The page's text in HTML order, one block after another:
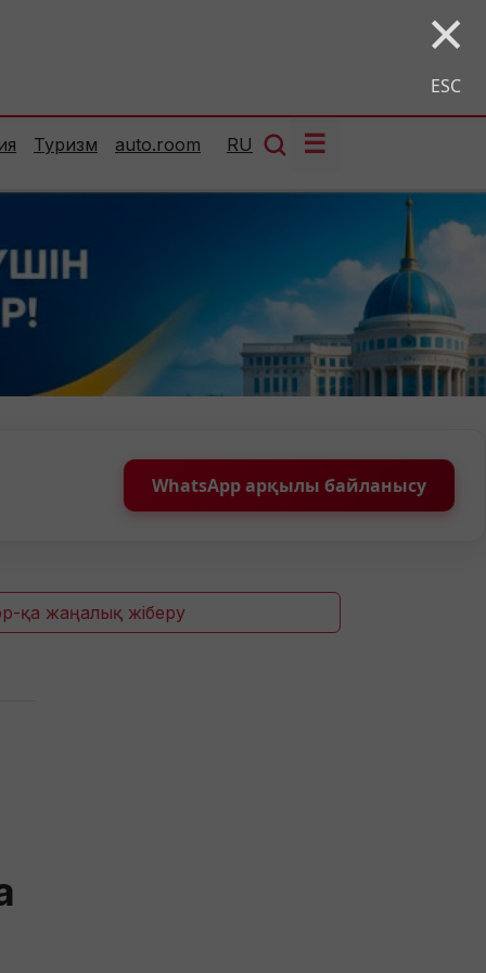
×
ESC
Туризм auto.room RU ☰
WhatsApp арқылы байланысу
қа жаңалық жіберу